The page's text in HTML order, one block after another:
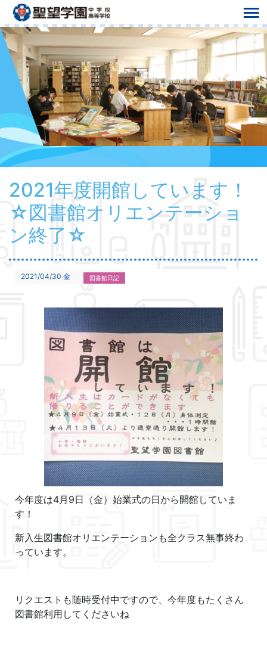
2021年度開館しています！
☆図書館オリエンテーショ
ン終了☆
2021/04/30 金 図書館日記
今年度は4月9日（金）始業式の日から開館していま
す！
新入生図書館オリエンテーションも全クラス無事終わ
っています。
リクエストも随時受付中ですので、今年度もたくさん
図書館利用してくださいね